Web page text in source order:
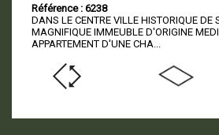
Référence : 6238
DANS LE CENTRE VILLE HISTORIQUE DE
MAGNIFIQUE IMMEUBLE D'ORIGINE
APPARTEMENT D'UNE CHA...